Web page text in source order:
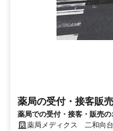
薬局の受付・接客販売
薬局での受付・接客・販売
せた働き方が可能です！
薬局メディクス 二和向